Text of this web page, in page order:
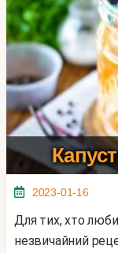
2023-01-16
Для тих, хто любить квашену капусту, пропоную
незвичайний